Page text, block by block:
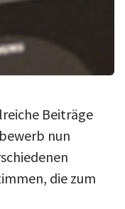
Beiträge
nun
die zum